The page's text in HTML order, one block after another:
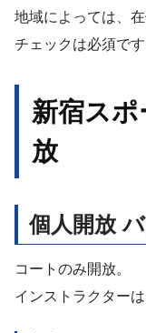
地域によっては、
チェックは必須です
新宿スポ
放
個人開放
コートのみ開放。
インストラクター